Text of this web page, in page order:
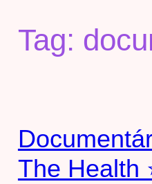
Tag:
The Health